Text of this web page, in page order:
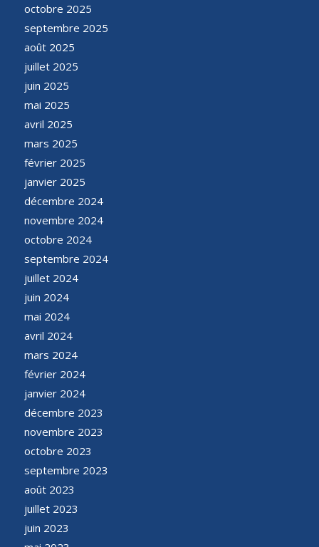
octobre 2025
septembre 2025
août 2025
juillet 2025
juin 2025
mai 2025
avril 2025
mars 2025
février 2025
janvier 2025
décembre 2024
novembre 2024
octobre 2024
septembre 2024
juillet 2024
juin 2024
mai 2024
avril 2024
mars 2024
février 2024
janvier 2024
décembre 2023
novembre 2023
octobre 2023
septembre 2023
août 2023
juillet 2023
juin 2023